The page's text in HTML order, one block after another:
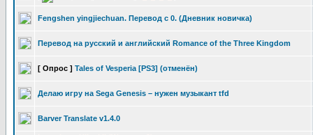
Fengshen yingjiechuan. Перевод с 0. (Дневник новичка)
Перевод на русский и английский Romance of the Three Kingdom
[ Опрос ] Tales of Vesperia [PS3] (отменён)
Делаю игру на Sega Genesis – нужен музыкант tfd
Barver Translate v1.4.0